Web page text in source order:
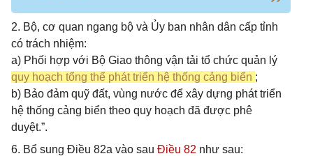
2. Bộ, cơ quan ngang bộ và Ủy ban nhân dân cấp tỉnh
có trách nhiệm:
a) Phối hợp với Bộ Giao thông vận tải tổ chức quản lý
quy hoạch tổng thể phát triển hệ thống cảng biển ;
b) Bảo đảm quỹ đất, vùng nước để xây dựng phát triển
hệ thống cảng biển theo quy hoạch đã được phê
duyệt.”.
6. Bổ sung Điều 82a vào sau Điều 82 như sau: